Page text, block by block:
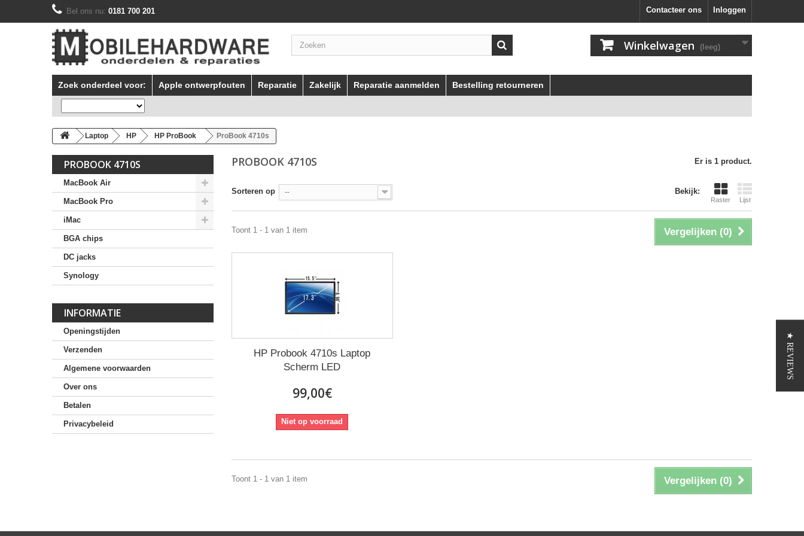
Inloggen
Contacteer ons
Bel ons nu: 0181 700 201
Winkelwagen (leeg)
Zoek onderdeel voor: Apple ontwerpfouten Reparatie Zakelijk Reparatie aanmelden Bestelling retourneren
Laptop HP HP ProBook ProBook 4710s
PROBOOK 4710S
MacBook Air
MacBook Pro
iMac
BGA chips
DC jacks
Synology
INFORMATIE
Openingstijden
Verzenden
Algemene voorwaarden
Over ons
Betalen
Privacybeleid
PROBOOK 4710S Er is 1 product.
Bekijk:
Raster Lijst
Sorteren op --
Vergelijken (0)
Toont 1 - 1 van 1 item
HP Probook 4710s Laptop
Scherm LED
99,00€
Niet op voorraad
Vergelijken (0)
Toont 1 - 1 van 1 item
★ REVIEWS